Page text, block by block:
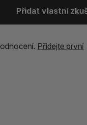
Přidat vlastní
Přidejte první